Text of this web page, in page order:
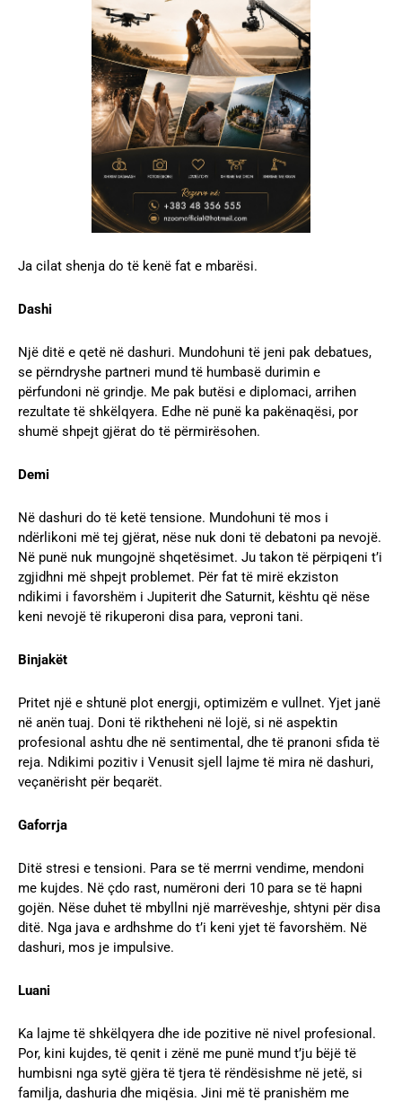
Ja cilat shenja do të kenë fat e mbarësi.
Dashi
Një ditë e qetë në dashuri. Mundohuni të jeni pak debatues,
se përndryshe partneri mund të humbasë durimin e
përfundoni në grindje. Me pak butësi e diplomaci, arrihen
rezultate të shkëlqyera. Edhe në punë ka pakënaqësi, por
shumë shpejt gjërat do të përmirësohen.
Demi
Në dashuri do të ketë tensione. Mundohuni të mos i
ndërlikoni më tej gjërat, nëse nuk doni të debatoni pa nevojë.
Në punë nuk mungojnë shqetësimet. Ju takon të përpiqeni t’i
zgjidhni më shpejt problemet. Për fat të mirë ekziston
ndikimi i favorshëm i Jupiterit dhe Saturnit, kështu që nëse
keni nevojë të rikuperoni disa para, veproni tani.
Binjakët
Pritet një e shtunë plot energji, optimizëm e vullnet. Yjet janë
në anën tuaj. Doni të riktheheni në lojë, si në aspektin
profesional ashtu dhe në sentimental, dhe të pranoni sfida të
reja. Ndikimi pozitiv i Venusit sjell lajme të mira në dashuri,
veçanërisht për beqarët.
Gaforrja
Ditë stresi e tensioni. Para se të merrni vendime, mendoni
me kujdes. Në çdo rast, numëroni deri 10 para se të hapni
gojën. Nëse duhet të mbyllni një marrëveshje, shtyni për disa
ditë. Nga java e ardhshme do t’i keni yjet të favorshëm. Në
dashuri, mos je impulsive.
Luani
Ka lajme të shkëlqyera dhe ide pozitive në nivel profesional.
Por, kini kujdes, të qenit i zënë me punë mund t’ju bëjë të
humbisni nga sytë gjëra të tjera të rëndësishme në jetë, si
familja, dashuria dhe miqësia. Jini më të pranishëm me